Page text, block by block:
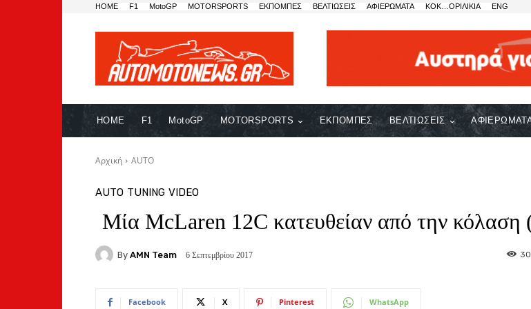
HOME F1 MotoGP MOTORSPORTS ΕΚΠΟΜΠΕΣ ΒΕΛΤΙΩΣΕΙΣ ΑΦΙΕΡΩΜΑΤΑ ΚΟΚ…ΟΡΙΛΙΚΙΑ ENG
HOME F1 MotoGP MOTORSPORTS ΕΚΠΟΜΠΕΣ ΒΕΛΤΙΩΣΕΙΣ
Αρχική AUTO
AUTO TUNING VIDEO
Μία McLaren 12C κατευθείαν από την κόλαση
By AMN Team 6 Σεπτεμβρίου 2017
Facebook X Pinterest WhatsApp